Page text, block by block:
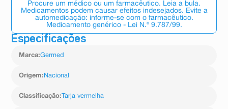
Procure um médico ou um farmacêutico. Leia a bula.
Medicamentos podem causar efeitos indesejados. Evite a
automedicação: informe-se com o farmacêutico.
Medicamento genérico - Lei N.º 9.787/99.
Especificações
Marca:Germed
Origem: Nacional
Classificação: Tarja vermelha